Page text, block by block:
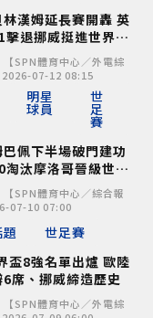
漢姆延長賽開轟 英
擊退挪威挺進世界盃
SPN體育中心／外電綜
2026-07-12 08:15
明星
球員
世
足
賽
佩下半場破門建功
淘汰摩洛哥晉級世足
SPN體育中心／綜合報
07-10 07:00
世足賽
盃8強名單出爐 歐陸
席、挪威締造歷史
SPN體育中心／外電綜